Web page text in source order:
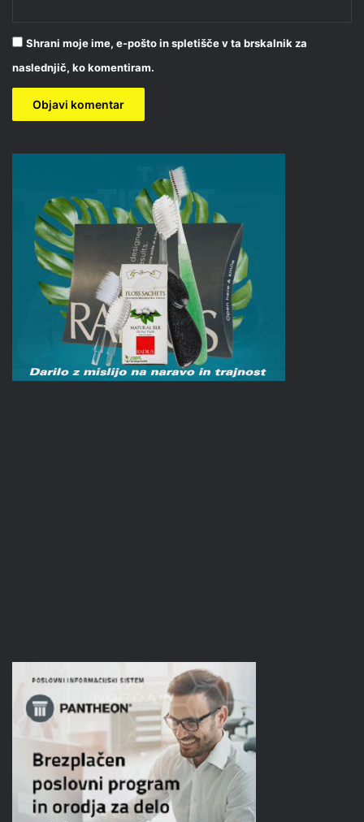
Shrani moje ime, e-pošto in spletišče v ta brskalnik za
naslednjič, ko komentiram.